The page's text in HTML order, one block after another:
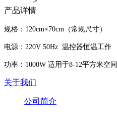
产品详情
规格：120cm×70cm（常规尺寸）
电源：220V 50Hz 温控器恒温工作
功率：1000W 适用于8-12平方米空间
关于我们
公司简介